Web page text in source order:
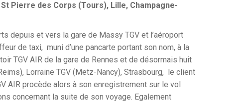
Pierre des Corps (Tours), Lille, Champagne-
depuis et vers la gare de Massy TGV et l’aéroport
de taxi, muni d’une pancarte portant son nom, à la
TGV AIR de la gare de Rennes et de désormais huit
Lorraine TGV (Metz-Nancy), Strasbourg, le client
AIR procède alors à son enregistrement sur le vol
concernant la suite de son voyage. Egalement